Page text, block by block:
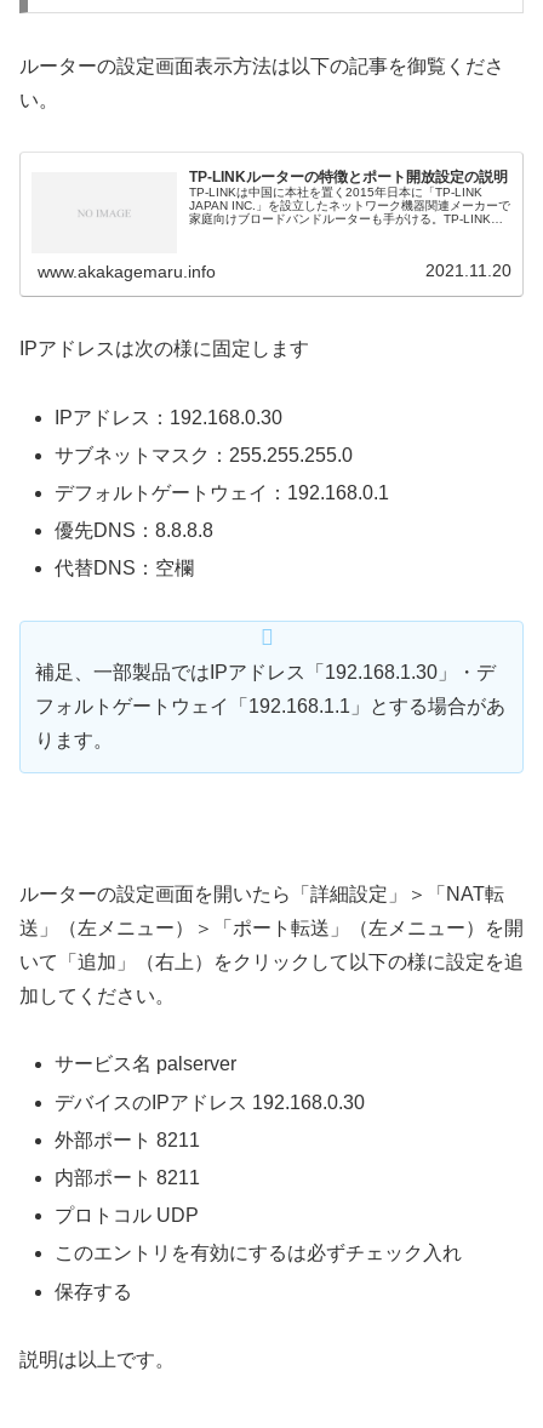
ルーターの設定画面表示方法は以下の記事を御覧くださ
い。
TP-LINKルーターの特徴とポート開放設定の説明
TP-LINKは中国に本社を置く2015年日本に「TP-LINK
JAPAN INC.」を設立したネットワーク機器関連メーカーで
家庭向けブロードバンドルーターも手がける。TP-LINK
www.akakagemaru.info 2021.11.20
IPアドレスは次の様に固定します
IPアドレス：192.168.0.30
サブネットマスク：255.255.255.0
デフォルトゲートウェイ：192.168.0.1
優先DNS：8.8.8.8
代替DNS：空欄
補足、一部製品ではIPアドレス「192.168.1.30」・デ
フォルトゲートウェイ「192.168.1.1」とする場合があ
ります。
ルーターの設定画面を開いたら「詳細設定」＞「NAT転
送」（左メニュー）＞「ポート転送」（左メニュー）を開
いて「追加」（右上）をクリックして以下の様に設定を追
加してください。
サービス名 palserver
デバイスのIPアドレス 192.168.0.30
外部ポート 8211
内部ポート 8211
プロトコル UDP
このエントリを有効にするは必ずチェック入れ
保存する
説明は以上です。